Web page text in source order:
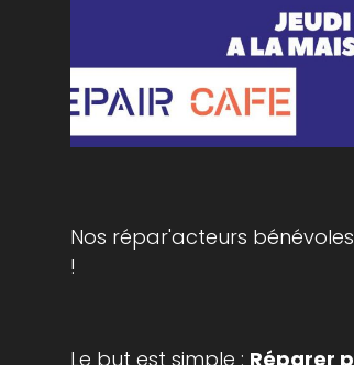
Nos répar'acteurs
!
Le but est simple : Réparer